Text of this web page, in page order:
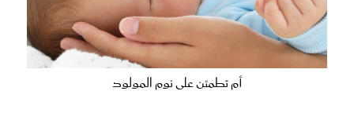
أم تطمئن على نوم المولود